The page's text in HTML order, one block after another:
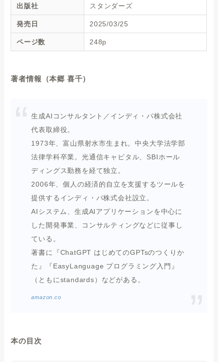
出版社 スタンダーズ
発売日 2025/03/25
ページ数 248p
著者情報（本郷 喜千）
生成AIコンサルタント／インディ・パ株式会社
代表取締役。
1973年、富山県射水市生まれ。中央大学法学部
法律学科卒業。光通信キャピタル、SBIホール
ディングス勤務を経て独立。
2006年、個人の経済的自立を支援するツールを
提供するインディ・パ株式会社設立。
AIシステム、生成AIアプリケーションを中心に
した開発事業、コンサルティングなどに従事し
ている。
著書に『ChatGPT はじめてのGPTsのつくりか
た』『EasyLanguage プログラミング入門』
（ともにstandards）などがある。
amazon.co
本の目次